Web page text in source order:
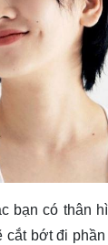
bạn có thân
cắt bớt đi